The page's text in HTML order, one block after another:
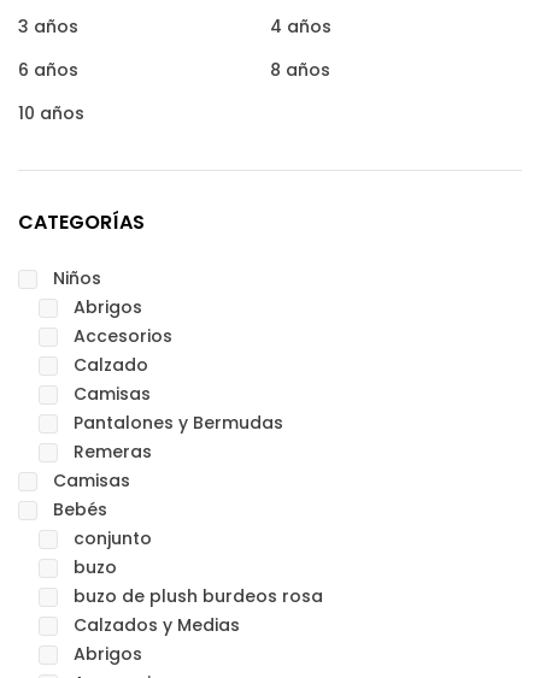
3 años
4 años
6 años
8 años
10 años
CATEGORÍAS
Niños
Abrigos
Accesorios
Calzado
Camisas
Pantalones y Bermudas
Remeras
Camisas
Bebés
conjunto
buzo
buzo de plush burdeos rosa
Calzados y Medias
Abrigos